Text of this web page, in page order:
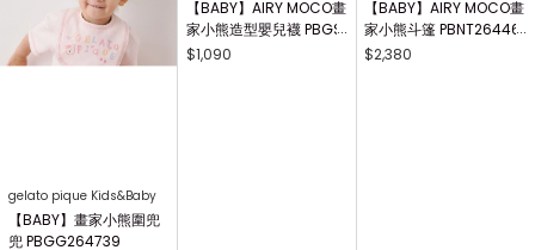
gelato pique Kids&Baby
【BABY】畫家小熊圍兜
兜 PBGG264739